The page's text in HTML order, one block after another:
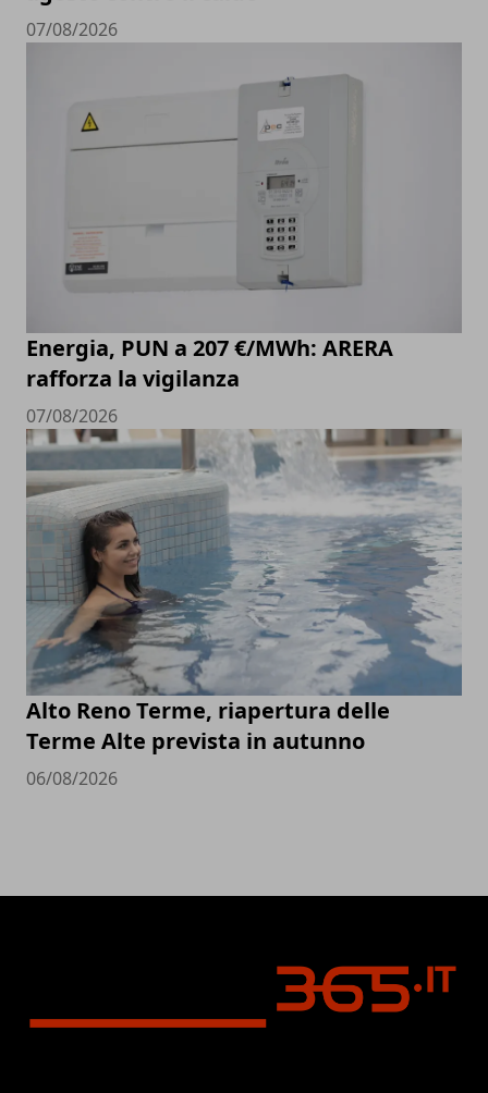
07/08/2026
Energia, PUN a 207 €/MWh: ARERA
rafforza la vigilanza
07/08/2026
Alto Reno Terme, riapertura delle
Terme Alte prevista in autunno
06/08/2026